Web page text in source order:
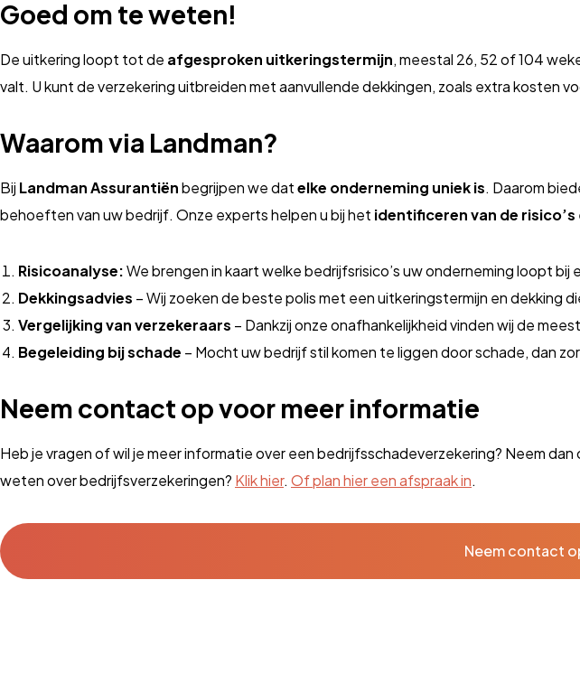
Goed om te weten!
De uitkering loopt tot de afgesproken uitkeringstermijn, meestal 26, 52 of 104
valt. U kunt de verzekering uitbreiden met aanvullende dekkingen, zoals extra kosten
Waarom via Landman?
Bij Landman Assurantiënbegrijpen we datelke onderneming uniek is. Daarom
behoeften van uw bedrijf. Onze experts helpen u bij het identificeren van de risico’s
Risicoanalyse:We brengen in kaart welke bedrijfsrisico’s uw onderneming loopt
Dekkingsadvies – Wij zoeken de beste polis met een uitkeringstermijn en dekking
Vergelijking van verzekeraars – Dankzij onze onafhankelijkheid vinden wij de
Begeleiding bij schade – Mocht uw bedrijf stil komen te liggen door schade, dan
Neem contact op voor meer informatie
Heb je vragen of wil je meer informatie over een bedrijfsschadeverzekering? Neem
weten over bedrijfsverzekeringen? Klik hier. Of plan hier een afspraak in.
Neem contact